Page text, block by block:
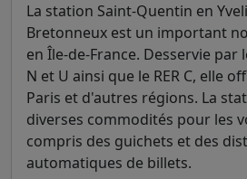
La station Saint-Quentin en
Bretonneux est un important
en Île-de-France. Desservie par
N et U ainsi que le RER C, elle
Paris et d'autres régions. La
diverses commodités pour les
compris des guichets et des
automatiques de billets.